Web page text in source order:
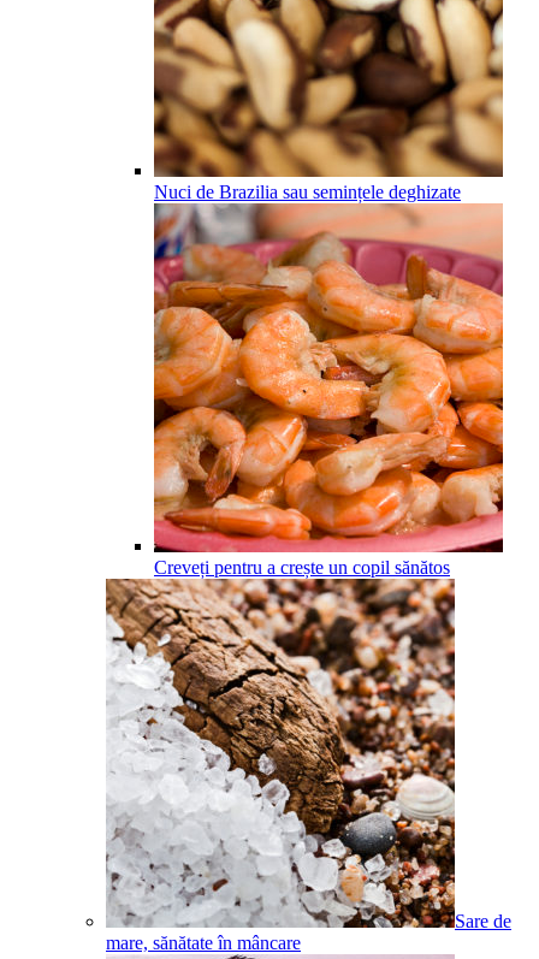
Nuci de Brazilia sau semințele deghizate
Creveți pentru a crește un copil sănătos
Sare de
mare, sănătate în mâncare